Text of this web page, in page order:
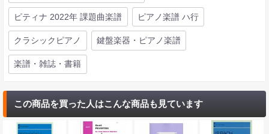
ピティナ 2022年 課題曲楽譜 ピアノ楽譜 ハ行
クラシックピアノ 鍵盤楽器・ピアノ楽譜
楽譜・雑誌・書籍
この商品を買った人はこんな商品も見ています